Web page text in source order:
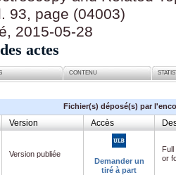
93, page (04003)
2015-05-28
actes
CONTENU
Fichier(s) déposé(s) par
Version Accès
Version publiée
Demander un
tiré à part
or